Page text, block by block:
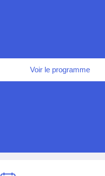
Voir le programme